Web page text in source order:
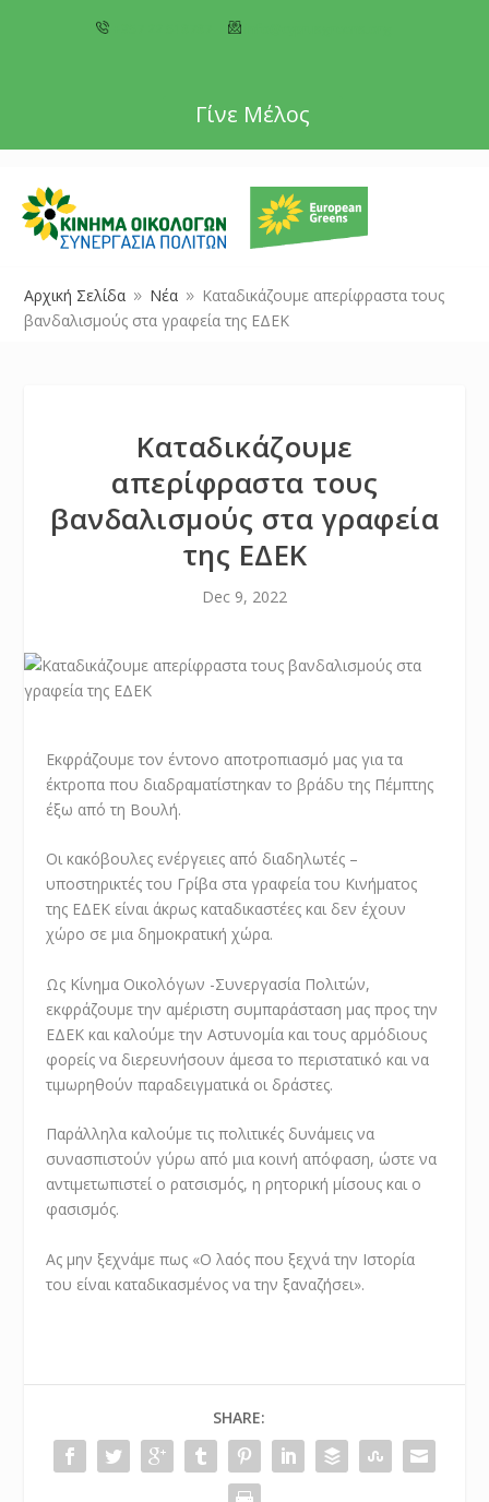
Γίνε Μέλος
Αρχική Σελίδα 9 Νέα 9
Καταδικάζουμε απερίφραστα τους
βανδαλισμούς στα γραφεία της ΕΔΕΚ
Καταδικάζουμε
απερίφραστα τους
βανδαλισμούς στα γραφεία
της ΕΔΕΚ
Dec 9, 2022
Εκφράζουμε τον έντονο αποτροπιασμό μας για τα
έκτροπα που διαδραματίστηκαν το βράδυ της Πέμπτης
έξω από τη Βουλή.
Οι κακόβουλες ενέργειες από διαδηλωτές –
υποστηρικτές του Γρίβα στα γραφεία του Κινήματος
της ΕΔΕΚ είναι άκρως καταδικαστέες και δεν έχουν
χώρο σε μια δημοκρατική χώρα.
Ως Κίνημα Οικολόγων -Συνεργασία Πολιτών,
εκφράζουμε την αμέριστη συμπαράσταση μας προς την
ΕΔΕΚ και καλούμε την Αστυνομία και τους αρμόδιους
φορείς να διερευνήσουν άμεσα το περιστατικό και να
τιμωρηθούν παραδειγματικά οι δράστες.
Παράλληλα καλούμε τις πολιτικές δυνάμεις να
συνασπιστούν γύρω από μια κοινή απόφαση, ώστε να
αντιμετωπιστεί ο ρατσισμός, η ρητορική μίσους και ο
φασισμός.
Ας μην ξεχνάμε πως «Ο λαός που ξεχνά την Ιστορία
του είναι καταδικασμένος να την ξαναζήσει».
SHARE: